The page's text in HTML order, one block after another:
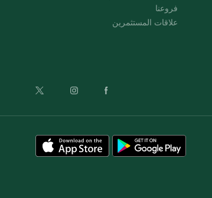
فروعنا
علاقات المستثمرين